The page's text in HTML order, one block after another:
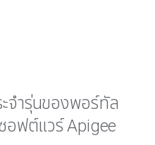
จำรุ่นของพอร์ทัล
ฟต์แวร์ Apigee